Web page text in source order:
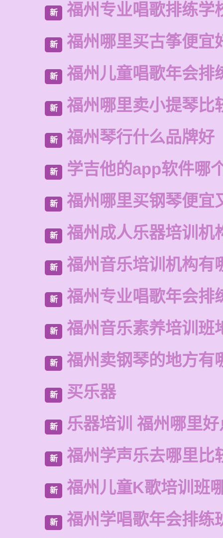
新 福州专业唱歌排练学
新 福州哪里买古筝便宜
新 福州儿童唱歌年会排
新 福州哪里卖小提琴比
新 福州琴行什么品牌好
新 学吉他的app软件哪
新 福州哪里买钢琴便宜
新 福州成人乐器培训机
新 福州音乐培训机构有
新 福州专业唱歌年会排
新 福州音乐素养培训班
新 福州卖钢琴的地方有
新 买乐器
新 乐器培训 福州哪里
新 福州学声乐去哪里比
新 福州儿童K歌培训班
新 福州学唱歌年会排练